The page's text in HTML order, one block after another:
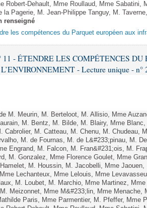
Robert-Dehault, Mme Roullaud, Mme
la Pagerie, M. Jean-Philippe Tanguy, M.
renseigné
les compétences du Parquet européen aux
11 - ÉTENDRE LES COMPÉTENCES
- Lecture unique - n°
M. Meurin, M. Berteloot, M. Allisio, Mme
M. Bentz, M. Bilde, M. Blairy, Mme
Cabrolier, M. Catteau, M. Chenu, M. Chudeau,
M. de Fournas, M. de L&#233;pinau, M.
Engrand, M. Falcon, M. Fran&#231;ois, M.
M. Gonzalez, Mme Florence Goulet, Mme
M. Houssin, M. Jacobelli, Mme
Lechanteux, Mme Lelouis, Mme
M. Loubet, M. Marchio, Mme Martinez,
Meizonnet, Mme M&#233;lin, Mme Menache,
Paris, Mme Parmentier, M. Pfeffer, Mme